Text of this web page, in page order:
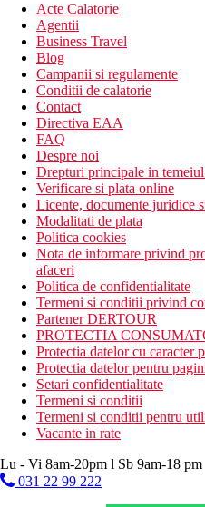
Acte Calatorie
Agentii
Business Travel
Blog
Campanii si regulamente
Conditii de calatorie
Contact
Directiva EAA
FAQ
Despre noi
Drepturi principale in
Verificare si plata online
Licente, documente juridice
Modalitati de plata
Politica cookies
Nota de informare privind
afaceri
Politica de confidentialitate
Termeni si conditii privind
Partener DERTOUR
PROTECTIA
Protectia datelor cu caracter
Protectia datelor pentru
Setari confidentialitate
Termeni si conditii
Termeni si conditii pentru
Vacante in rate
Lu - Vi 8am-20pm l Sb 9am-18 pm
031 22 99 222